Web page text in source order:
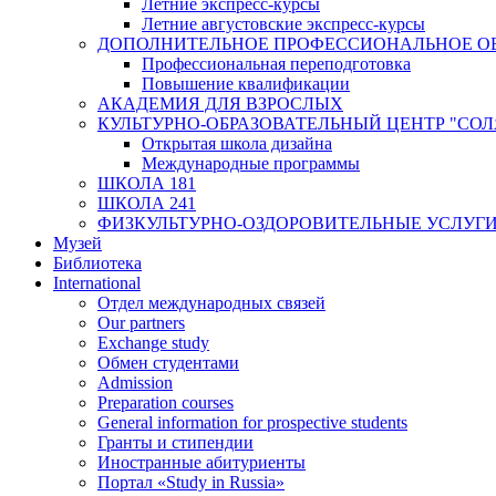
Летние экспресс-курсы
Летние августовские экспресс-курсы
ДОПОЛНИТЕЛЬНОЕ ПРОФЕССИОНАЛЬНОЕ
Профессиональная переподготовка
Повышение квалификации
АКАДЕМИЯ ДЛЯ ВЗРОСЛЫХ
КУЛЬТУРНО-ОБРАЗОВАТЕЛЬНЫЙ ЦЕНТР
Открытая школа дизайна
Международные программы
ШКОЛА 181
ШКОЛА 241
ФИЗКУЛЬТУРНО-ОЗДОРОВИТЕЛЬНЫЕ УСЛУГИ
Музей
Библиотека
International
Отдел международных связей
Our partners
Exchange study
Обмен студентами
Admission
Preparation courses
General information for prospective students
Гранты и стипендии
Иностранные абитуриенты
Портал «Study in Russia»